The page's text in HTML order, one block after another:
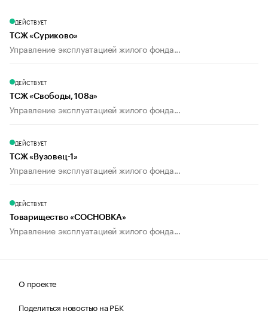
ДЕЙСТВУЕТ
ТСЖ «Суриково»
Управление эксплуатацией жилого фонда...
ДЕЙСТВУЕТ
ТСЖ «Свободы, 108а»
Управление эксплуатацией жилого фонда...
ДЕЙСТВУЕТ
ТСЖ «Вузовец-1»
Управление эксплуатацией жилого фонда...
ДЕЙСТВУЕТ
Товарищество «СОСНОВКА»
Управление эксплуатацией жилого фонда...
О проекте
Поделиться новостью на РБК